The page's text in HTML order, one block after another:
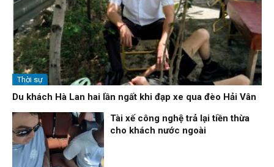
Thời sự
Du khách Hà Lan hai lần ngất khi đạp xe qua đèo Hải Vân
Tài xế công nghệ trả lại tiền thừa
cho khách nước ngoài